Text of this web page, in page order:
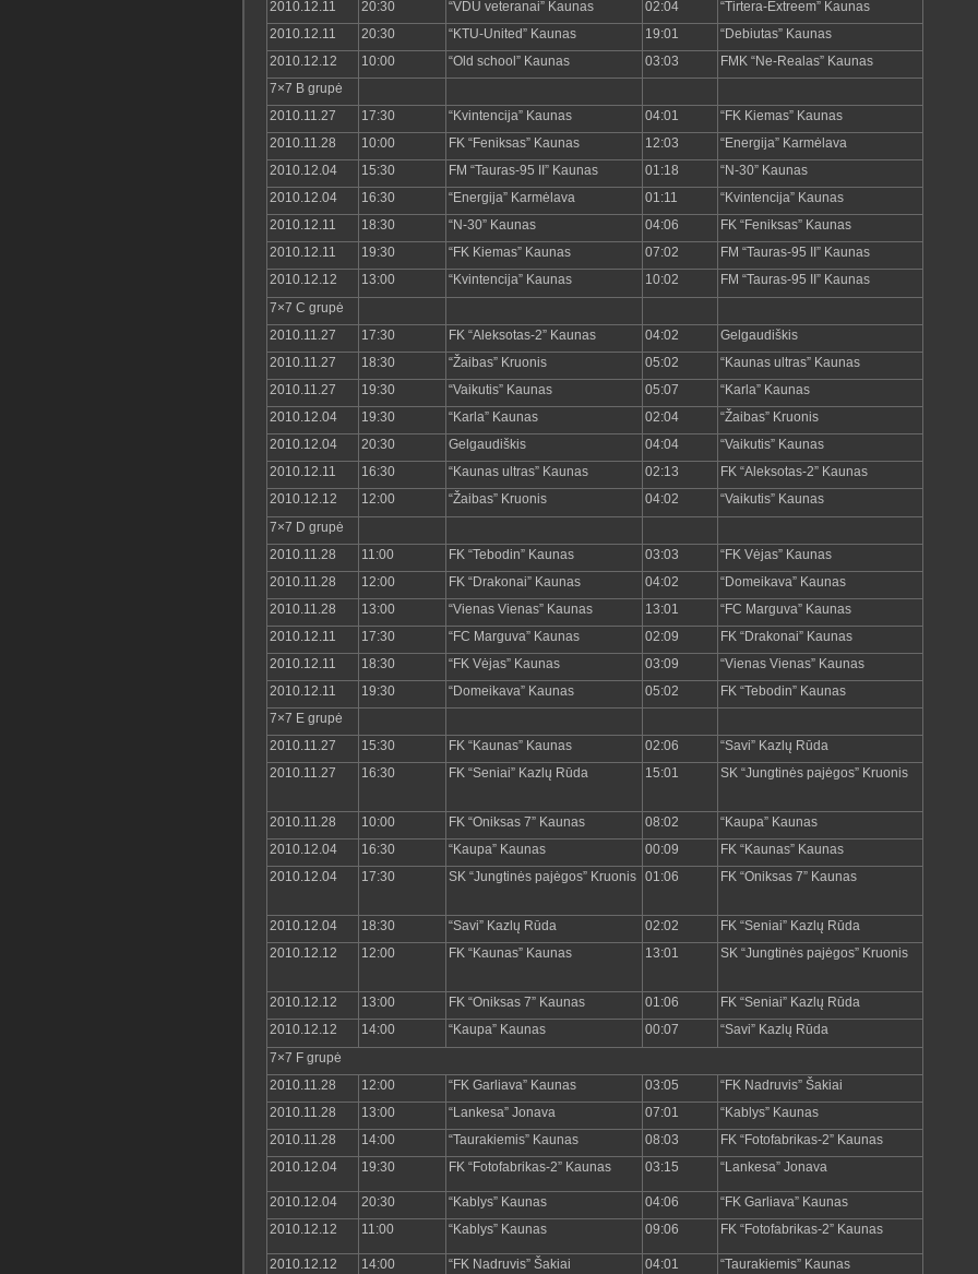
2010.12.11
20:30 “VDU veteranai” Kaunas 02:04
“Tirtera-Extreem” Kaunas
2010.12.11
20:30 “KTU-United” Kaunas 19:01
“Debiutas” Kaunas
2010.12.12
10:00 “Old school” Kaunas 03:03
FMK “Ne-Realas” Kaunas
7×7 B grupė
2010.11.27
17:30 “Kvintencija” Kaunas 04:01
“FK Kiemas” Kaunas
2010.11.28
10:00 FK “Feniksas” Kaunas 12:03
“Energija” Karmėlava
2010.12.04
15:30 FM “Tauras-95 II” Kaunas 01:18
“N-30” Kaunas
2010.12.04
16:30 “Energija” Karmėlava 01:11
“Kvintencija” Kaunas
2010.12.11
18:30 “N-30” Kaunas 04:06
FK “Feniksas” Kaunas
2010.12.11
19:30 “FK Kiemas” Kaunas 07:02
FM “Tauras-95 II” Kaunas
2010.12.12
13:00 “Kvintencija” Kaunas 10:02
FM “Tauras-95 II” Kaunas
7×7 C grupė
2010.11.27
17:30 FK “Aleksotas-2” Kaunas 04:02
Gelgaudiškis
2010.11.27
18:30 “Žaibas” Kruonis 05:02
“Kaunas ultras” Kaunas
2010.11.27
19:30 “Vaikutis” Kaunas 05:07
“Karla” Kaunas
2010.12.04
19:30 “Karla” Kaunas 02:04
“Žaibas” Kruonis
2010.12.04
20:30 Gelgaudiškis 04:04
“Vaikutis” Kaunas
2010.12.11
16:30 “Kaunas ultras” Kaunas 02:13
FK “Aleksotas-2” Kaunas
2010.12.12
12:00 “Žaibas” Kruonis 04:02
“Vaikutis” Kaunas
7×7 D grupė
2010.11.28
11:00 FK “Tebodin” Kaunas 03:03
“FK Vėjas” Kaunas
2010.11.28
12:00 FK “Drakonai” Kaunas 04:02
“Domeikava” Kaunas
2010.11.28
13:00 “Vienas Vienas” Kaunas 13:01
“FC Marguva” Kaunas
2010.12.11
17:30 “FC Marguva” Kaunas 02:09
FK “Drakonai” Kaunas
2010.12.11
18:30 “FK Vėjas” Kaunas 03:09
“Vienas Vienas” Kaunas
2010.12.11
19:30 “Domeikava” Kaunas 05:02
FK “Tebodin” Kaunas
7×7 E grupė
2010.11.27
15:30 FK “Kaunas” Kaunas 02:06
“Savi” Kazlų Rūda
2010.11.27
16:30 FK “Seniai” Kazlų Rūda 15:01 SK “Jungtinės pajėgos” Kruonis
2010.11.28 10:00 FK “Oniksas 7” Kaunas 08:02
“Kaupa” Kaunas
2010.12.04
16:30 “Kaupa” Kaunas 00:09
FK “Kaunas” Kaunas
2010.12.04
17:30 SK “Jungtinės pajėgos” Kruonis 01:06 FK “Oniksas 7” Kaunas
2010.12.04 18:30 “Savi” Kazlų Rūda 02:02
FK “Seniai” Kazlų Rūda
2010.12.12
12:00 FK “Kaunas” Kaunas 13:01 SK “Jungtinės pajėgos” Kruonis
2010.12.12 13:00 FK “Oniksas 7” Kaunas 01:06
FK “Seniai” Kazlų Rūda
2010.12.12
14:00 “Kaupa” Kaunas 00:07
“Savi” Kazlų Rūda
7×7 F grupė
2010.11.28
12:00 “FK Garliava” Kaunas 03:05
“FK Nadruvis” Šakiai
2010.11.28
13:00 “Lankesa” Jonava 07:01
“Kablys” Kaunas
2010.11.28
14:00 “Taurakiemis” Kaunas 08:03
FK “Fotofabrikas-2” Kaunas
2010.12.04
19:30 FK “Fotofabrikas-2” Kaunas 03:15 “Lankesa” Jonava
2010.12.04 20:30 “Kablys” Kaunas 04:06
“FK Garliava” Kaunas
2010.12.12
11:00 “Kablys” Kaunas 09:06 FK “Fotofabrikas-2” Kaunas
2010.12.12 14:00 “FK Nadruvis” Šakiai 04:01 “Taurakiemis” Kaunas